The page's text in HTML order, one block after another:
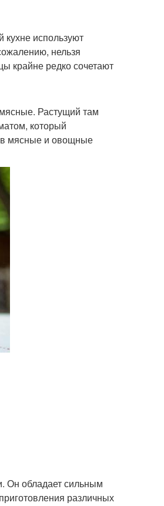
кухне используют
нельзя
крайне редко сочетают
Растущий там
который
в мясные и овощные
Он обладает сильным
различных